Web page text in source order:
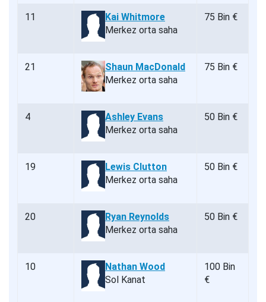
11
Kai Whitmore
Merkez orta saha
75 Bin €
21
Shaun MacDonald
Merkez orta saha
75 Bin €
4
Ashley Evans
Merkez orta saha
50 Bin €
19
Lewis Clutton
Merkez orta saha
50 Bin €
20
Ryan Reynolds
Merkez orta saha
50 Bin €
10
Nathan Wood
Sol Kanat
100 Bin
€